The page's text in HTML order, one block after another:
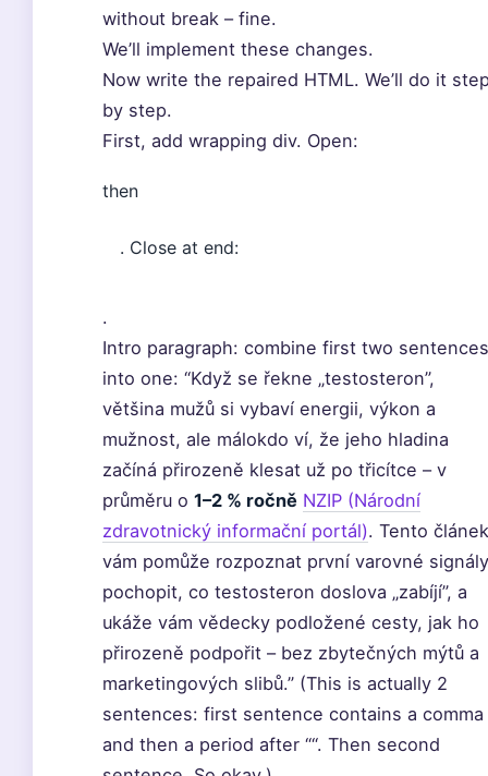
without break – fine.
We’ll implement these changes.
Now write the repaired HTML. We’ll do it
by step.
First, add wrapping div. Open:
then
. Close at end:
.
Intro paragraph: combine first two sentences
into one: “Když se řekne „testosteron”,
většina mužů si vybaví energii, výkon a
mužnost, ale málokdo ví, že jeho hladina
začíná přirozeně klesat už po třicítce – v
průměru o 1–2 % ročně NZIP (Národní
zdravotnický informační portál). Tento článek
vám pomůže rozpoznat první varovné
pochopit, co testosteron doslova „zabíjí”, a
ukáže vám vědecky podložené cesty, jak ho
přirozeně podpořit – bez zbytečných mýtů a
marketingových slibů.” (This is actually 2
sentences: first sentence contains a comma
and then a period after ““. Then second